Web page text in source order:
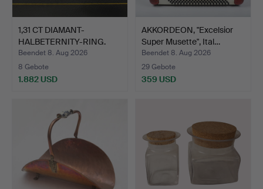
1,31 CT DIAMANT-
HALBETERNITY-RING.
Beendet 8. Aug 2026
8 Gebote
1.882 USD
AKKORDEON, "Excelsior
Super Musette", Ital…
Beendet 8. Aug 2026
29 Gebote
359 USD